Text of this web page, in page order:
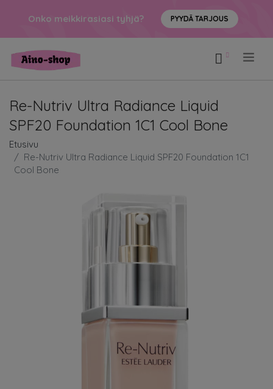
Onko meikkirasiasi tyhjä? PYYDÄ TARJOUS
Re-Nutriv Ultra Radiance Liquid
SPF20 Foundation 1C1 Cool Bone
Etusivu
Re-Nutriv Ultra Radiance Liquid SPF20 Foundation 1C1
Cool Bone